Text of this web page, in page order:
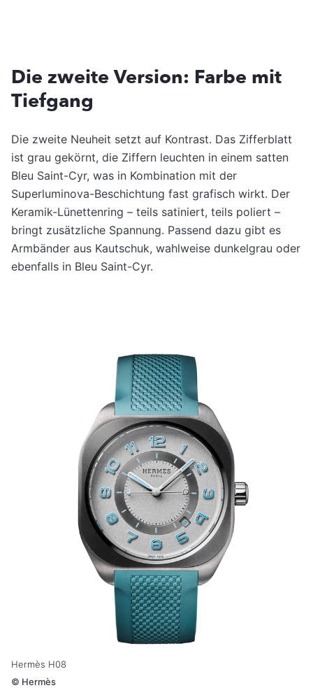
Die zweite Version: Farbe mit
Tiefgang
Die zweite Neuheit setzt auf Kontrast. Das Zifferblatt
ist grau gekörnt, die Ziffern leuchten in einem satten
Bleu Saint-Cyr, was in Kombination mit der
Superluminova-Beschichtung fast grafisch wirkt. Der
Keramik-Lünettenring – teils satiniert, teils poliert –
bringt zusätzliche Spannung. Passend dazu gibt es
Armbänder aus Kautschuk, wahlweise dunkelgrau oder
ebenfalls in Bleu Saint-Cyr.
Hermès H08
© Hermès